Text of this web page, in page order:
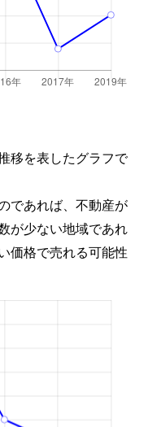
移を表したグラフで
であれば、不動産が
が少ない地域であれ
価格で売れる可能性